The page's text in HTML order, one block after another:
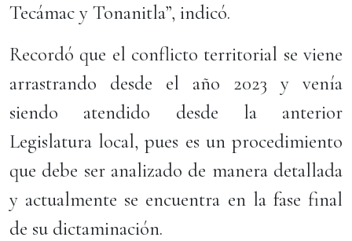
Tecámac y Tonanitla”, indicó.
Recordó que el conflicto territorial se viene
arrastrando desde el año 2023 y venía
siendo atendido desde la anterior
Legislatura local, pues es un procedimiento
que debe ser analizado de manera detallada
y actualmente se encuentra en la fase final
de su dictaminación.